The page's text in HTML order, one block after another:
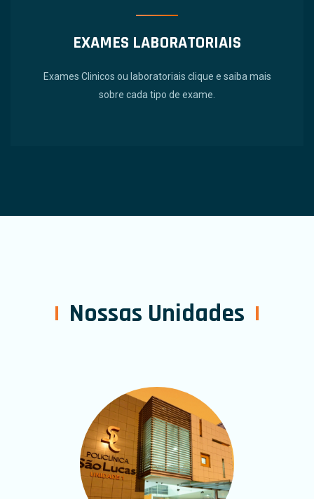
EXAMES LABORATORIAIS
Exames Clinicos ou laboratoriais clique e saiba mais
sobre cada tipo de exame.
Nossas Unidades